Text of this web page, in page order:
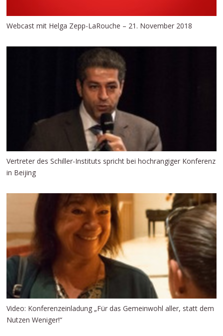
Webcast mit Helga Zepp-LaRouche – 21. November 2018
Vertreter des Schiller-Instituts spricht bei hochrangiger Konferenz
in Beijing
Video: Konferenzeinladung „Für das Gemeinwohl aller, statt dem
Nutzen Weniger!“